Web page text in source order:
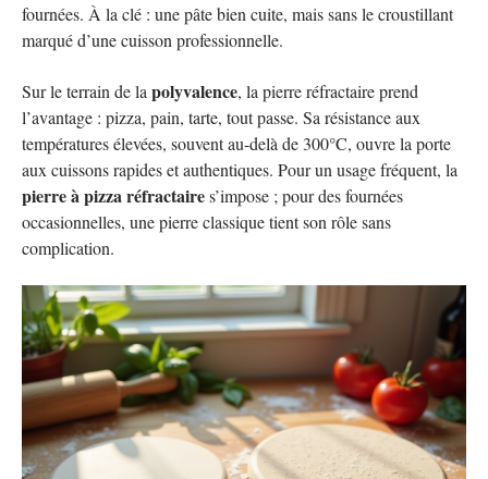
fournées. À la clé : une pâte bien cuite, mais sans le croustillant
marqué d’une cuisson professionnelle.
Sur le terrain de la polyvalence, la pierre réfractaire prend
l’avantage : pizza, pain, tarte, tout passe. Sa résistance aux
températures élevées, souvent au-delà de 300°C, ouvre la porte
aux cuissons rapides et authentiques. Pour un usage fréquent, la
pierre à pizza réfractaires’impose ; pour des fournées
occasionnelles, une pierre classique tient son rôle sans
complication.